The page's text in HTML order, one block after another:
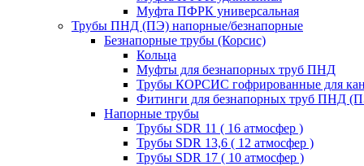
Муфта ПФРК универсальная
Трубы ПНД (ПЭ) напорные/безнапорные
Безнапорные трубы (Корсис)
Кольца
Муфты для безнапорных труб ПНД
Трубы КОРСИС гофрированные для
Фитинги для безнапорных труб ПНД
Напорные трубы
Трубы SDR 11 ( 16 атмосфер )
Трубы SDR 13,6 ( 12 атмосфер )
Трубы SDR 17 ( 10 атмосфер )